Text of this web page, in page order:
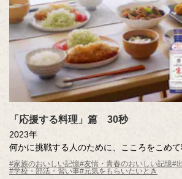
「応援する料理」篇 30秒
2023年
何かに挑戦する人のために、こころをこめて
そんな料理の音には、料理をする人のこころ
れ！」の音が鳴る。
#家族のおいしい記憶#友情・青春のおいしい記憶#
#学校・部活・習い事#元気をもらいたいとき